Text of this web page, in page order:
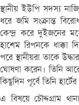
স্থানীয় ইউপি সদস্য
ধরে জমি সংক্রান্ত
কেন্দ্র করে দুইজনের
হাশেম রিপনকে ধাক্কা
পরে স্থানীয়রা তাকে
ঘোষণা করেন। তিনি
কিছুদিন পূর্বে তিনি
এ বিষয়ে চৌদ্দগ্রাম